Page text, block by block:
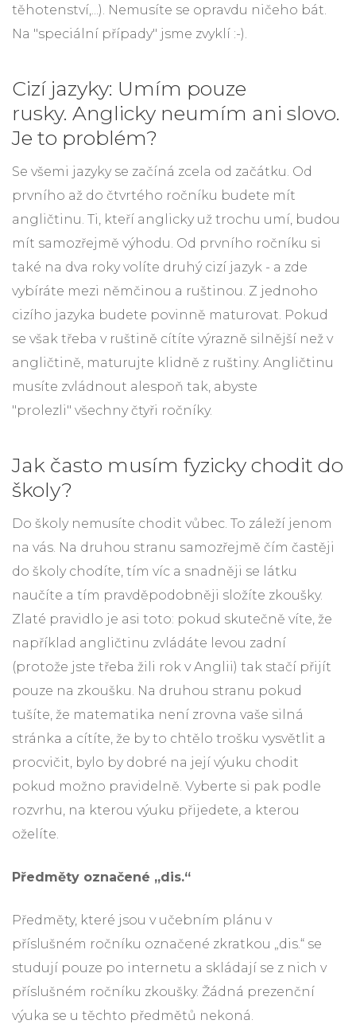
těhotenství,...). Nemusíte se opravdu ničeho bát.
Na "speciální případy" jsme zvyklí :-).
Cizí jazyky: Umím pouze
rusky. Anglicky neumím ani slovo.
Je to problém?
Se všemi jazyky se začíná zcela od začátku. Od
prvního až do čtvrtého ročníku budete mít
angličtinu. Ti, kteří anglicky už trochu umí, budou
mít samozřejmě výhodu. Od prvního ročníku si
také na dva roky volíte druhý cizí jazyk - a zde
vybíráte mezi němčinou a ruštinou. Z jednoho
cizího jazyka budete povinně maturovat. Pokud
se však třeba v ruštině cítíte výrazně silnější než v
angličtině, maturujte klidně z ruštiny. Angličtinu
musíte zvládnout alespoň tak, abyste
"prolezli" všechny čtyři ročníky.
Jak často musím fyzicky chodit do
školy?
Do školy nemusíte chodit vůbec. To záleží jenom
na vás. Na druhou stranu samozřejmě čím častěji
do školy chodíte, tím víc a snadněji se látku
naučíte a tím pravděpodobněji složíte zkoušky.
Zlaté pravidlo je asi toto: pokud skutečně víte, že
například angličtinu zvládáte levou zadní
(protože jste třeba žili rok v Anglii) tak stačí přijít
pouze na zkoušku. Na druhou stranu pokud
tušíte, že matematika není zrovna vaše silná
stránka a cítíte, že by to chtělo trošku vysvětlit a
procvičit, bylo by dobré na její výuku chodit
pokud možno pravidelně. Vyberte si pak podle
rozvrhu, na kterou výuku přijedete, a kterou
oželíte.
Předměty označené „dis.“
Předměty, které jsou v učebním plánu v
příslušném ročníku označené zkratkou „dis.“ se
studují pouze po internetu a skládají se z nich v
příslušném ročníku zkoušky. Žádná prezenční
výuka se u těchto předmětů nekoná.